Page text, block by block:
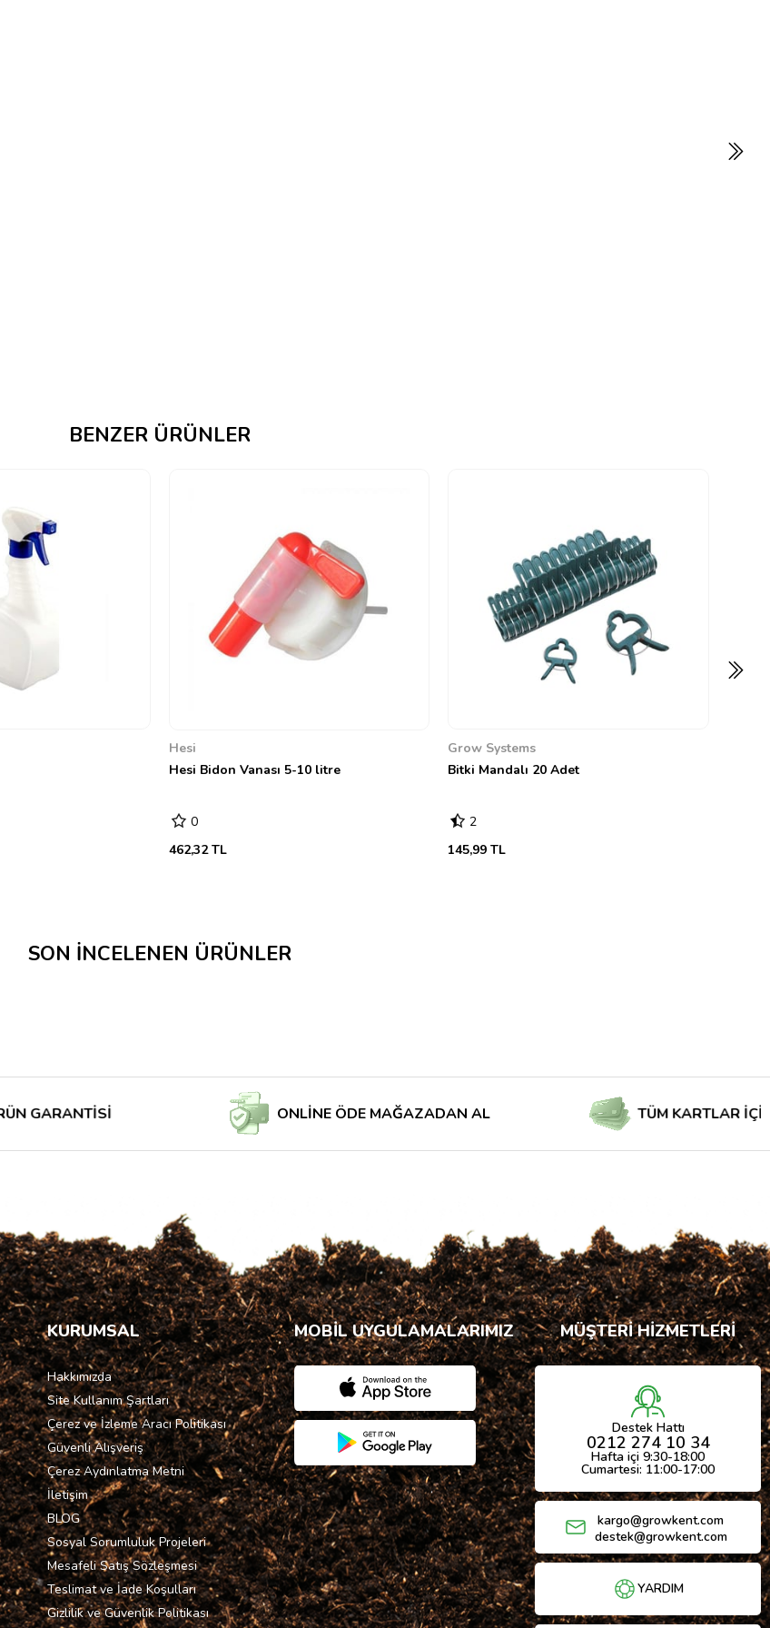
BENZER ÜRÜNLER
Hesi
Hesi Bidon Vanası 5-10 litre
0
462,32 TL
Grow Systems
Bitki Mandalı 20 Adet
2
145,99 TL
SON İNCELENEN ÜRÜNLER
ONLİNE ÖDE MAĞAZADAN AL TÜM KARTLAR İÇİN
KURUMSAL
Hakkımızda
Site Kullanım Şartları
Çerez ve İzleme Aracı Politikası
Güvenli Alışveriş
Çerez Aydınlatma Metni
İletişim
BLOG
Sosyal Sorumluluk Projeleri
Mesafeli Satış Sözleşmesi
Teslimat ve İade Koşulları
Gizlilik ve Güvenlik Politikası
MOBİL UYGULAMALARIMIZ MÜŞTERİ HİZMETLERİ
Destek Hattı
0212 274 10 34
Hafta içi 9:30-18:00
Cumartesi: 11:00-17:00
kargo@growkent.com
destek@growkent.com
YARDIM